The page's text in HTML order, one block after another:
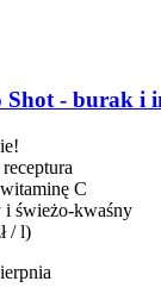
Shot -​ burak i
C
świeżo-kwaśny
/ l)